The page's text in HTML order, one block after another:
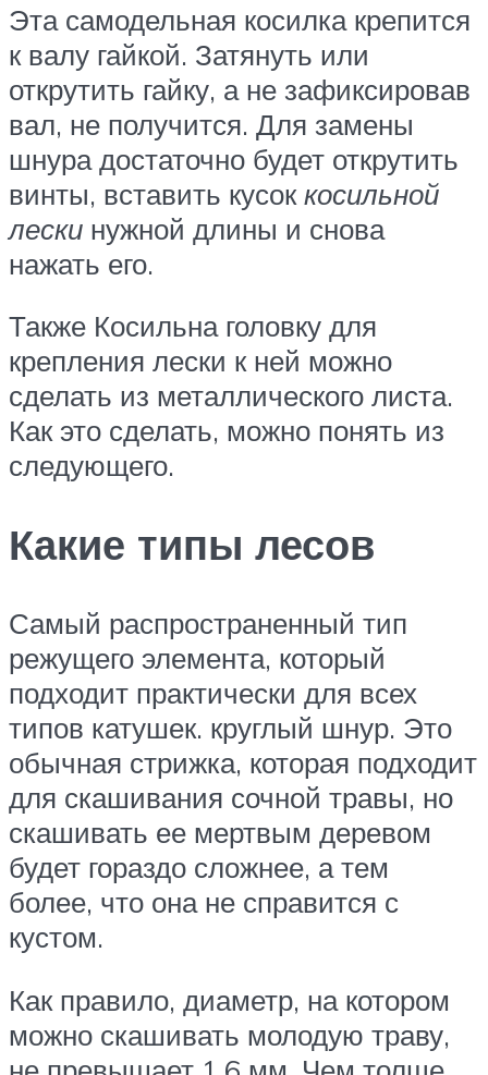
Эта самодельная косилка крепится
к валу гайкой. Затянуть или
открутить гайку, а не зафиксировав
вал, не получится. Для замены
шнура достаточно будет открутить
винты, вставить кусок косильной
лески нужной длины и снова
нажать его.
Также Косильна головку для
крепления лески к ней можно
сделать из металлического листа.
Как это сделать, можно понять из
следующего.
Какие типы лесов
Самый распространенный тип
режущего элемента, который
подходит практически для всех
типов катушек. круглый шнур. Это
обычная стрижка, которая подходит
для скашивания сочной травы, но
скашивать ее мертвым деревом
будет гораздо сложнее, а тем
более, что она не справится с
кустом.
Как правило, диаметр, на котором
можно скашивать молодую траву,